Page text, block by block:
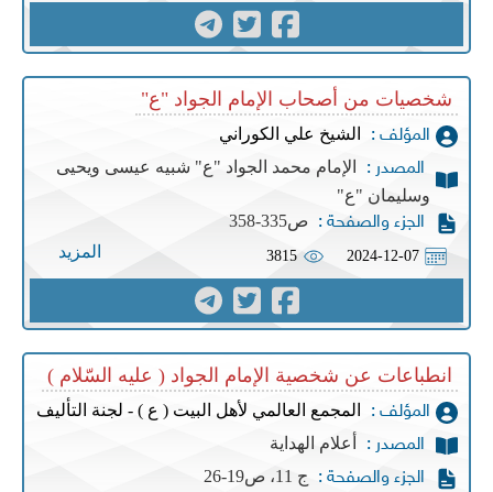
شخصيات من أصحاب الإمام الجواد "ع"
المؤلف : الشيخ علي الكوراني
المصدر :
الإمام محمد الجواد "ع" شبيه عيسى ويحيى
وسليمان "ع"
الجزء والصفحة : ص335-358
2024-12-07
3815 المزيد
انطباعات عن شخصية الإمام الجواد ( عليه السّلام )
المؤلف : المجمع العالمي لأهل البيت ( ع ) - لجنة التأليف
المصدر : أعلام الهداية
الجزء والصفحة : ج 11، ص19-26